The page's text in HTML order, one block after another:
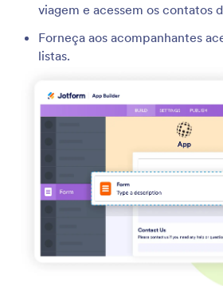
viagem e acessem os contatos
Forneça aos acompanhantes
listas.